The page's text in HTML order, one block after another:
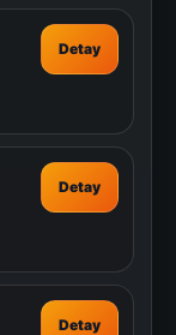
Detay
Detay
Detay